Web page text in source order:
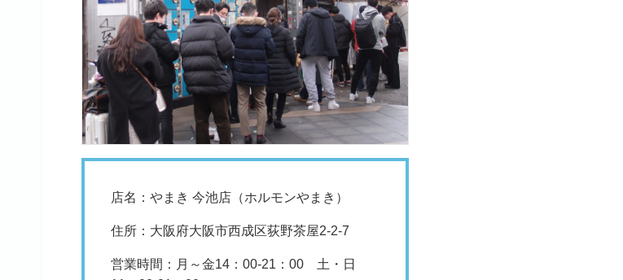
店名：やまき 今池店（ホルモンやまき）
住所：大阪府大阪市西成区荻野茶屋2-2-7
営業時間：月～金14：00‐21：00 土・日